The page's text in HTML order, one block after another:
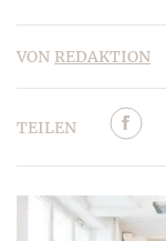
VON REDAKTION
TEILEN